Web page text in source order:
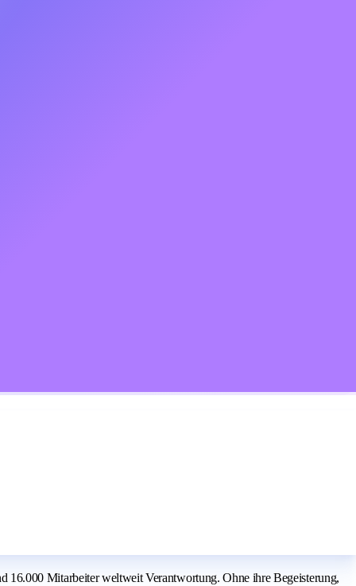
16.000 Mitarbeiter weltweit Verantwortung. Ohne ihre Begeisterung,